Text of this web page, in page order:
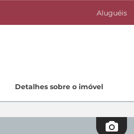
Aluguéis
Investimentos
Quem Somos
Detalhes sobre o imóvel